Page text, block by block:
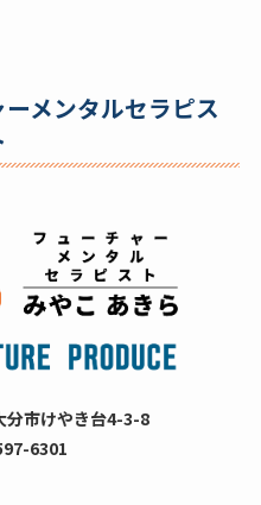
メンタルセラピス
分市けやき台4-3-8
6301